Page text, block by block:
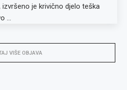
je krivično djelo teška
…
VIŠE OBJAVA